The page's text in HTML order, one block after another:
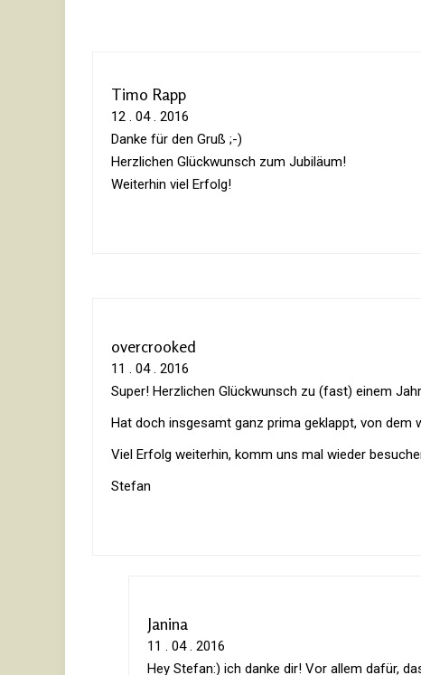
Timo Rapp
12 . 04 . 2016
Danke für den Gruß ;-)
Herz­li­chen Glück­wunsch zum Jubiläum!
Wei­terhin viel Erfolg!
overcrooked
11 . 04 . 2016
Super! Herz­li­chen Glück­wunsch zu (fast) einem
Hat doch ins­ge­samt ganz prima geklappt, von dem
Viel Erfolg wei­terhin, komm uns mal wieder
Stefan
Janina
11 . 04 . 2016
Hey Stefan:) ich danke dir! Vor allem dafür,